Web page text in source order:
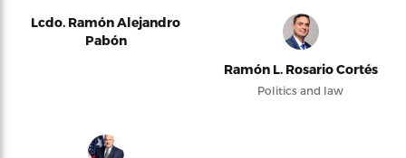
Lcdo. Ramón Alejandro
Pabón
Ramón L. Rosario Cortés
Politics and law